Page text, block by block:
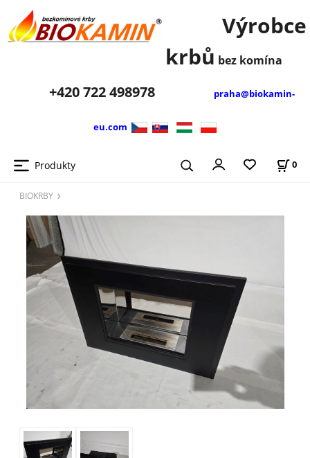
Výrobce
krbů bez komína
+420722 498978 praha@biokamin-
eu.com
Produkty 0
BIOKRBY